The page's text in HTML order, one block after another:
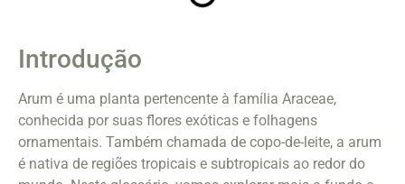
Introdução
Arum é uma planta pertencente à família Araceae,
conhecida por suas flores exóticas e folhagens
ornamentais. Também chamada de copo-de-leite, a arum
é nativa de regiões tropicais e subtropicais ao redor do